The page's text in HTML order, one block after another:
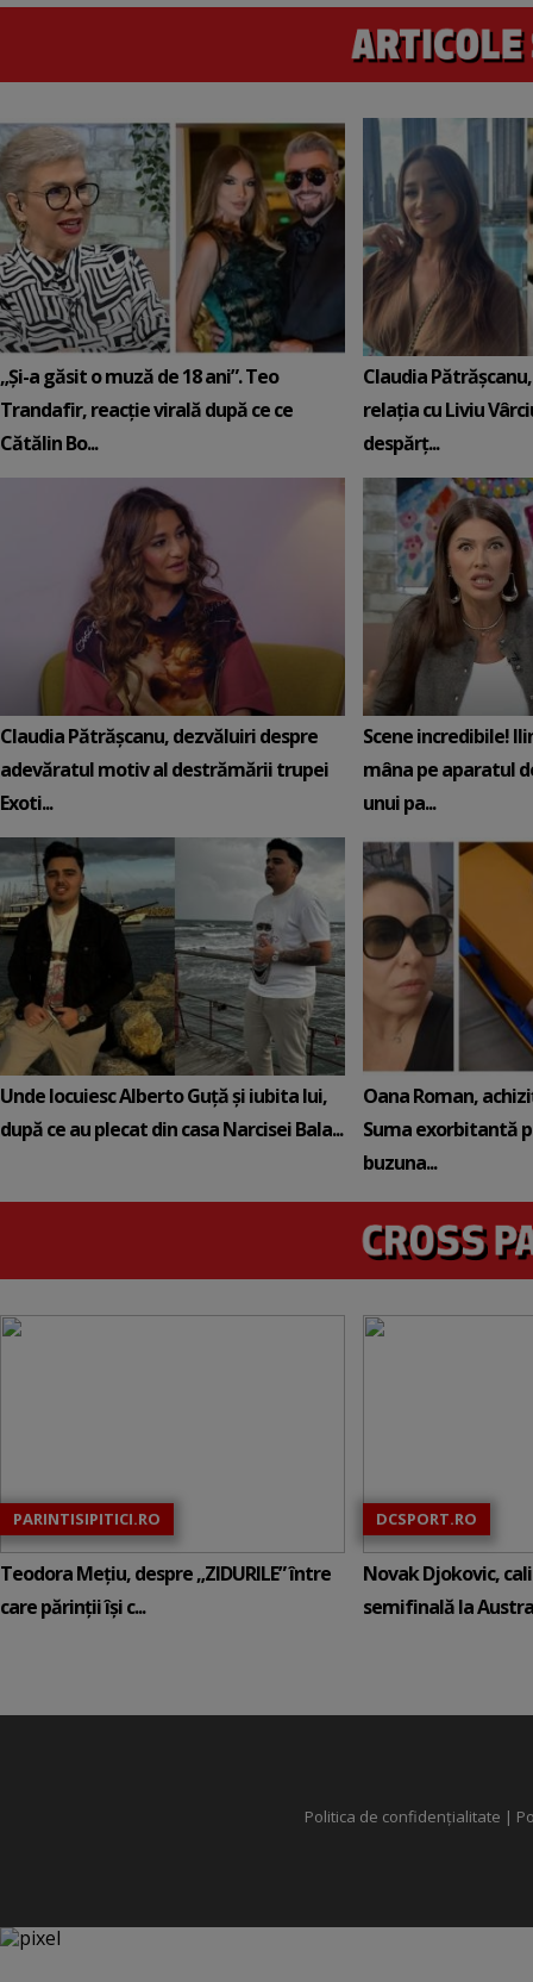
„Și-a găsit o muză de 18 ani”. Teo
Trandafir, reacție virală după ce ce
Cătălin Bo...
Claudia
relația cu Liviu
despărț...
Claudia Pătrășcanu, dezvăluiri despre
adevăratul motiv al destrămării trupei
Exoti...
Scene incredibile!
mâna pe aparatul
unui pa...
Unde locuiesc Alberto Guță și iubita lui,
după ce au plecat din casa Narcisei Bala...
Oana Roman,
Suma exorbitantă
buzuna...
PARINTISIPITICI.RO
Teodora Mețiu, despre „ZIDURILE” între
care părinții își c...
DCSPORT.RO
Novak Djokovic,
semifinală la
Politica de confidențialitate |